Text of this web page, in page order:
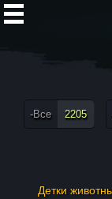
-Все 2205
Детки